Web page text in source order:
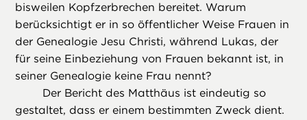
bisweilen Kopfzerbrechen bereitet. Warum
berücksichtigt er in so öffentlicher Weise Frauen in
der Genealogie Jesu Christi, während Lukas, der
für seine Einbeziehung von Frauen bekannt ist, in
seiner Genealogie keine Frau nennt?
Der Bericht des Matthäus ist eindeutig so
gestaltet, dass er einem bestimmten Zweck dient.